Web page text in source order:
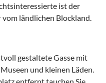
ist der
ländlichen Blockland.
gestaltete Gasse mit
und kleinen Läden.
entfernt tauchen Sie